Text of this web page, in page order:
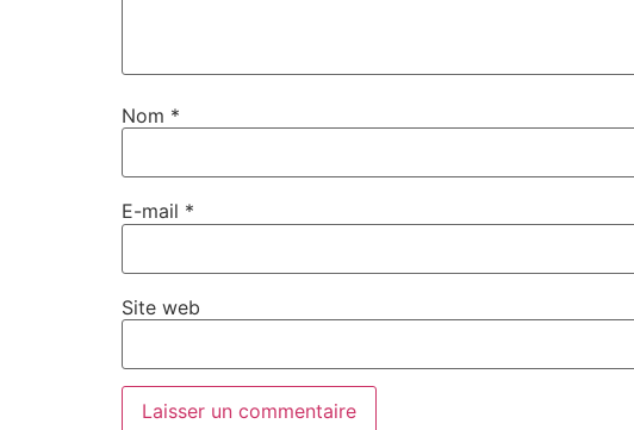
Nom *
E-mail *
Site web